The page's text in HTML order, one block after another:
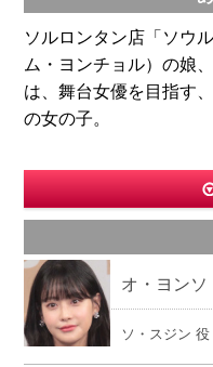
ソルロンタン店「ソウ
ム・ヨンチョル）の娘
は、舞台女優を目指す
の女の子。
オ・ヨンソ
ソ・スジン 役